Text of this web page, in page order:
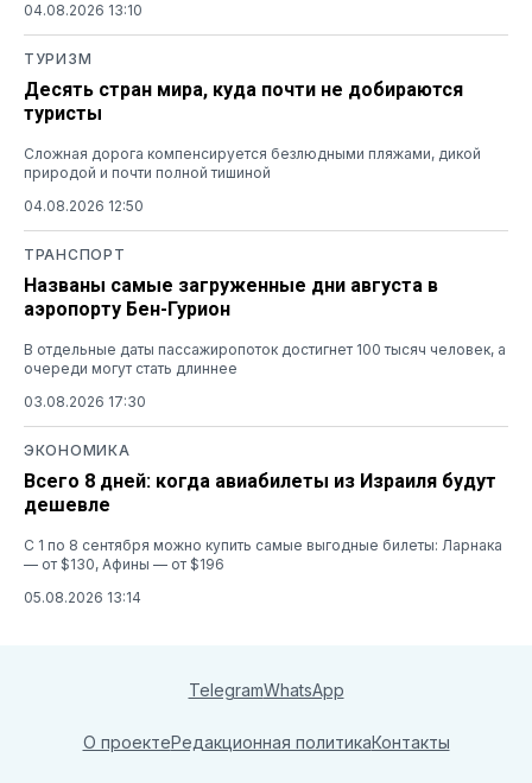
04.08.2026 13:10
ТУРИЗМ
Десять стран мира, куда почти не добираются
туристы
Сложная дорога компенсируется безлюдными пляжами, дикой
природой и почти полной тишиной
04.08.2026 12:50
ТРАНСПОРТ
Названы самые загруженные дни августа в
аэропорту Бен-Гурион
В отдельные даты пассажиропоток достигнет 100 тысяч человек, а
очереди могут стать длиннее
03.08.2026 17:30
ЭКОНОМИКА
Всего 8 дней: когда авиабилеты из Израиля будут
дешевле
С 1 по 8 сентября можно купить самые выгодные билеты: Ларнака
— от $130, Афины — от $196
05.08.2026 13:14
TelegramWhatsApp
О проектеРедакционная политикаКонтакты